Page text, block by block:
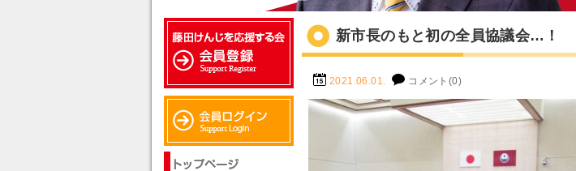
新市長のもと初の全員協議会…！
2021.06.01. コメント(0)